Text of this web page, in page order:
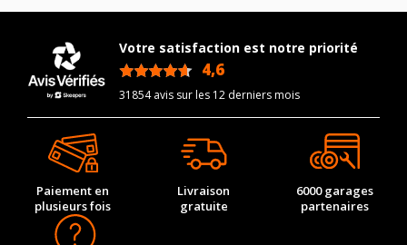
Votre satisfaction est notre priorité
4,6
31854 avis sur les 12 derniers mois
Paiement en
plusieurs fois
Livraison
gratuite
6000 garages
partenaires